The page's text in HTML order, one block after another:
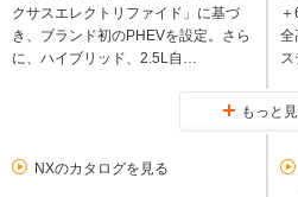
クサスエレクトリファイド」に基づ
き、ブランド初のPHEVを設定。さら
に、ハイブリッド、2.5L自…
全
もっと
NXのカタログを見る